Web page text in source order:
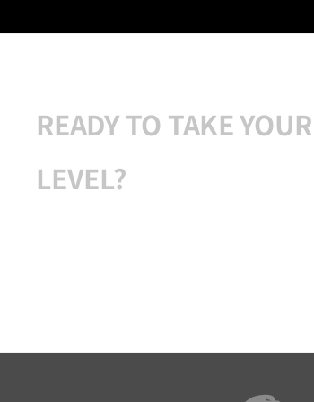
READY TO TAKE
LEVEL?